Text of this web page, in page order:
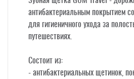
антибактериальным покрытием
для гигиеничного ухода за
путешествиях.
Состоит из:
- антибактериальных щетинок,